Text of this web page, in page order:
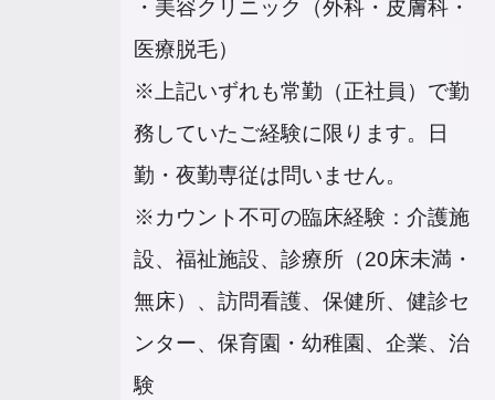
・美容クリニック（外科・皮膚科・
医療脱毛）
※上記いずれも常勤（正社員）で勤
務していたご経験に限ります。日
勤・夜勤専従は問いません。
※カウント不可の臨床経験：介護施
設、福祉施設、診療所（20床未満・
無床）、訪問看護、保健所、健診セ
ンター、保育園・幼稚園、企業、治
験